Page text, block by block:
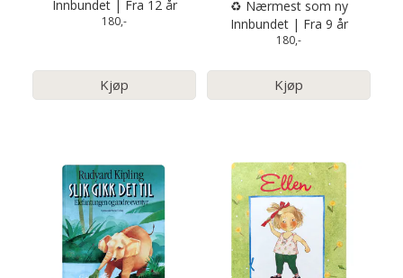
Innbundet | Fra 12 år
180,-
Kjøp
♻️ Nærmest som ny
Innbundet | Fra 9 år
180,-
Kjøp